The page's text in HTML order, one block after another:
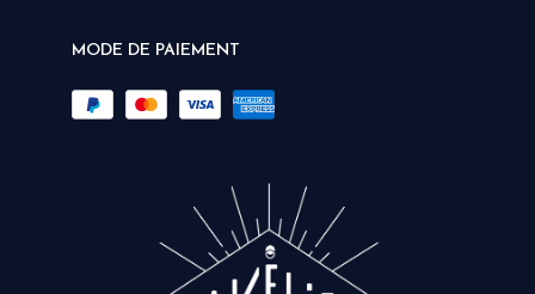
MODE DE PAIEMENT